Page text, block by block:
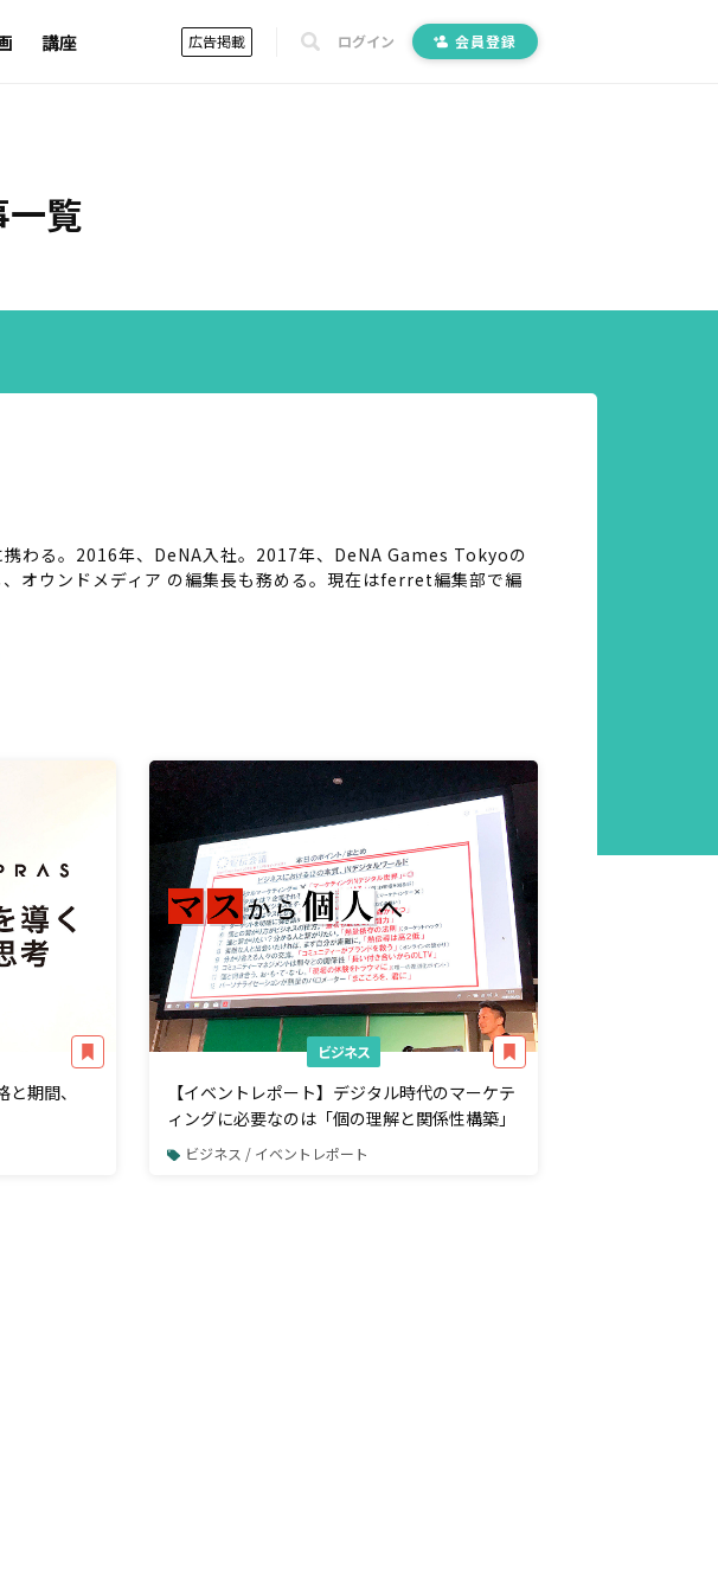
講座 広告掲載 ログイン 会員登録
覧
わる。2016年、DeNA入社。2017年、DeNA Games Tokyoの
オウンドメディア の編集長も務める。現在はferret編集部で編
期間、
ビジネス
【イベントレポート】デジタル時代のマーケテ
ィングに必要なのは「個の理解と関係性構築」
ビジネス / イベントレポート